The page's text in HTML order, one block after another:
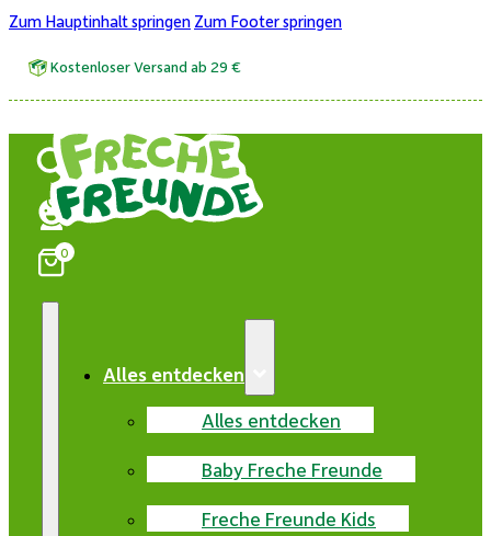
Zum Hauptinhalt springen Zum Footer springen
Kostenloser Versand ab 29 €
0
Alles entdecken
Alles entdecken
Baby Freche Freunde
Freche Freunde Kids